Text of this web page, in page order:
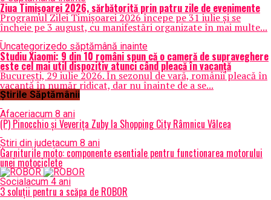
Ziua Timișoarei 2026, sărbătorită prin patru zile de evenimente
Programul Zilei Timișoarei 2026 începe pe 31 iulie și se
încheie pe 3 august, cu manifestări organizate în mai multe...
Uncategorizedo săptămână inainte
Studiu Xiaomi: 9 din 10 români spun că o cameră de supraveghere
este cel mai util dispozitiv atunci când pleacă în vacanță
București, 29 iulie 2026. În sezonul de vară, românii pleacă în
vacanță în număr ridicat, dar nu înainte de a se...
Știrile Săptămânii
Afaceriacum 8 ani
(P) Pinocchio și Veverița Zuby la Shopping City Râmnicu Vâlcea
Știri din județacum 8 ani
Garniturile moto: componente esentiale pentru functionarea motorului
unei motociclete
Social acum 4 ani
3 soluții pentru a scăpa de ROBOR